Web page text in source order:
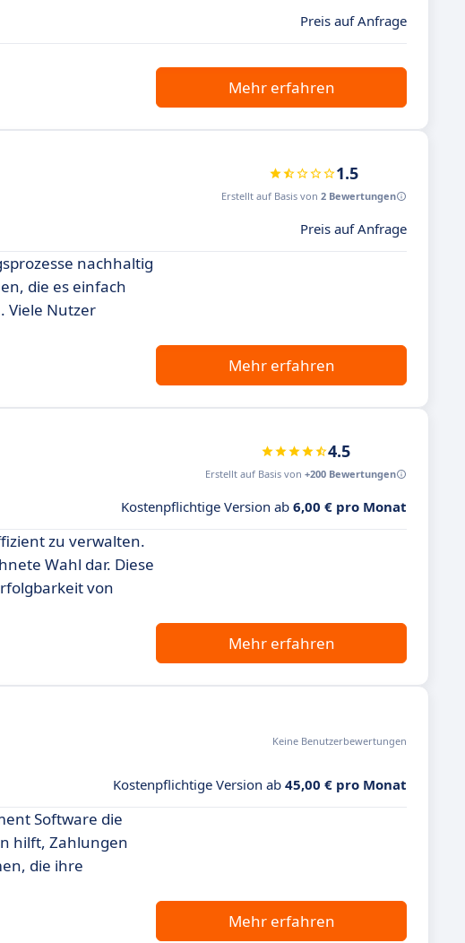
Preis auf Anfrage
Mehr erfahren
1.5
Erstellt auf Basis von 2 Bewertungen
Preis auf Anfrage
nachhaltig
die es einfach
Viele Nutzer
Mehr erfahren
4.5
Erstellt auf Basis von +200 Bewertungen
Kostenpflichtige Version ab 6,00 € pro Monat
zu verwalten.
Wahl dar. Diese
von
Mehr erfahren
Keine Benutzerbewertungen
Kostenpflichtige Version ab 45,00 € pro Monat
Software die
hilft, Zahlungen
die ihre
Mehr erfahren